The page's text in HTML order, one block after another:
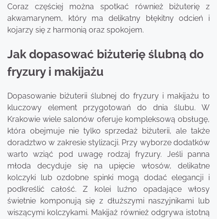
Coraz częściej można spotkać również biżuterię z
akwamarynem, który ma delikatny błękitny odcień i
kojarzy się z harmonią oraz spokojem.
Jak dopasować biżuterię ślubną do
fryzury i makijażu
Dopasowanie biżuterii ślubnej do fryzury i makijażu to
kluczowy element przygotowań do dnia ślubu. W
Krakowie wiele salonów oferuje kompleksową obsługę,
która obejmuje nie tylko sprzedaż biżuterii, ale także
doradztwo w zakresie stylizacji. Przy wyborze dodatków
warto wziąć pod uwagę rodzaj fryzury. Jeśli panna
młoda decyduje się na upięcie włosów, delikatne
kolczyki lub ozdobne spinki mogą dodać elegancji i
podkreślić całość. Z kolei luźno opadające włosy
świetnie komponują się z dłuższymi naszyjnikami lub
wiszącymi kolczykami. Makijaż również odgrywa istotną